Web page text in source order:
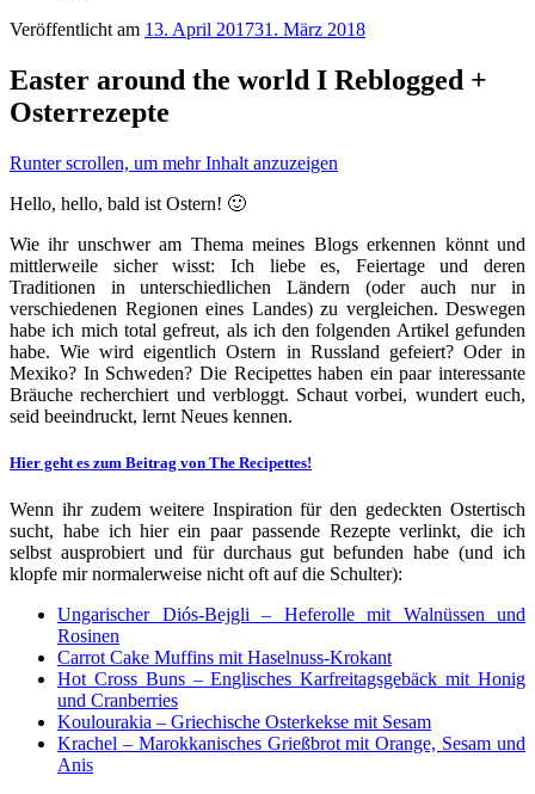
Veröffentlicht am 13. April 201731. März 2018
Easter around the world I Reblogged +
Osterrezepte
Runter scrollen, um mehr Inhalt anzuzeigen
Hello, hello, bald ist Ostern! 🙂
Wie ihr unschwer am Thema meines Blogs erkennen könnt und
mittlerweile sicher wisst: Ich liebe es, Feiertage und deren
Traditionen in unterschiedlichen Ländern (oder auch nur in
verschiedenen Regionen eines Landes) zu vergleichen. Deswegen
habe ich mich total gefreut, als ich den folgenden Artikel gefunden
habe. Wie wird eigentlich Ostern in Russland gefeiert? Oder in
Mexiko? In Schweden? Die Recipettes haben ein paar interessante
Bräuche recherchiert und verbloggt. Schaut vorbei, wundert euch,
seid beeindruckt, lernt Neues kennen.
Hier geht es zum Beitrag von The Recipettes!
Wenn ihr zudem weitere Inspiration für den gedeckten Ostertisch
sucht, habe ich hier ein paar passende Rezepte verlinkt, die ich
selbst ausprobiert und für durchaus gut befunden habe (und ich
klopfe mir normalerweise nicht oft auf die Schulter):
Ungarischer Diós-Bejgli – Heferolle mit Walnüssen und
Rosinen
Carrot Cake Muffins mit Haselnuss-Krokant
Hot Cross Buns – Englisches Karfreitagsgebäck mit Honig
und Cranberries
Koulourakia – Griechische Osterkekse mit Sesam
Krachel – Marokkanisches Grießbrot mit Orange, Sesam und
Anis